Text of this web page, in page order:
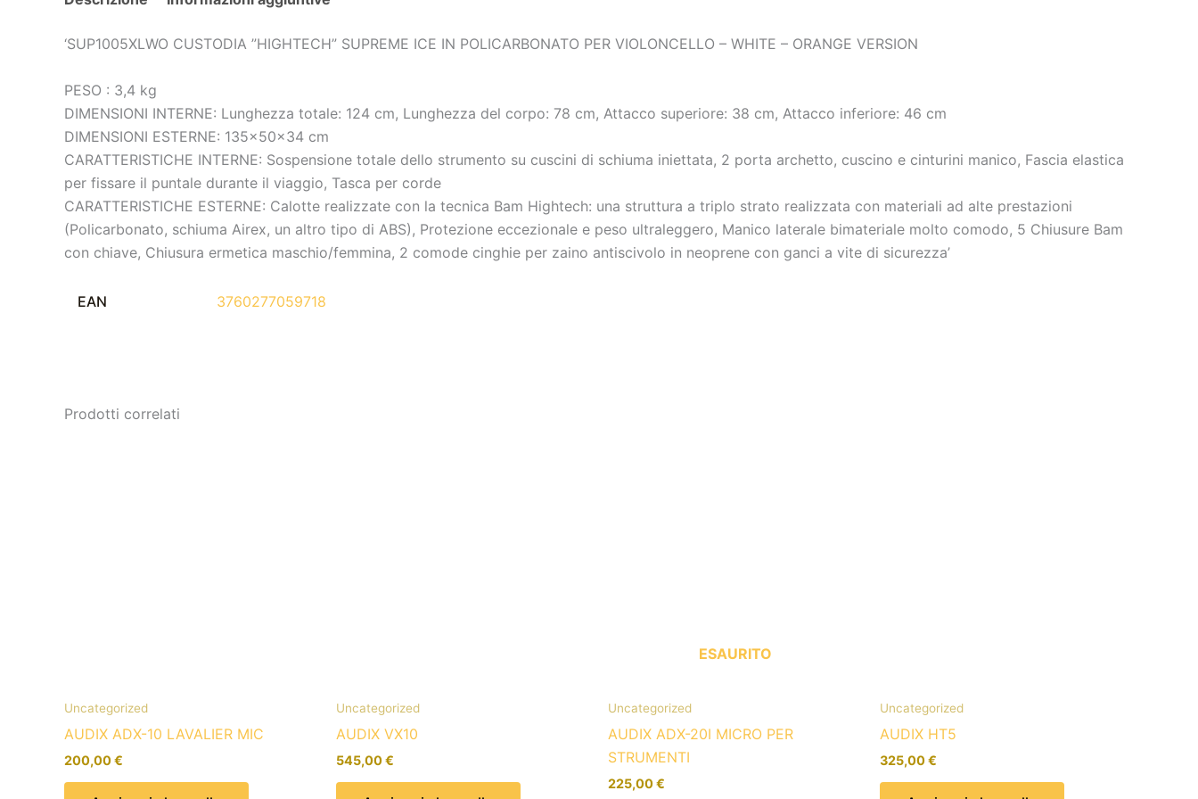
‘SUP1005XLWO CUSTODIA ”HIGHTECH” SUPREME ICE IN POLICARBONATO PER VIOLONCELLO – WHITE – ORANGE VERSION
PESO : 3,4 kg
DIMENSIONI INTERNE: Lunghezza totale: 124 cm, Lunghezza del corpo: 78 cm, Attacco superiore: 38 cm, Attacco inferiore: 46 cm
DIMENSIONI ESTERNE: 135x50x34 cm
CARATTERISTICHE INTERNE: Sospensione totale dello strumento su cuscini di schiuma iniettata, 2 porta archetto, cuscino e cinturini manico, Fascia elastica
per fissare il puntale durante il viaggio, Tasca per corde
CARATTERISTICHE ESTERNE: Calotte realizzate con la tecnica Bam Hightech: una struttura a triplo strato realizzata con materiali ad alte prestazioni
(Policarbonato, schiuma Airex, un altro tipo di ABS), Protezione eccezionale e peso ultraleggero, Manico laterale bimateriale molto comodo, 5 Chiusure Bam
con chiave, Chiusura ermetica maschio/femmina, 2 comode cinghie per zaino antiscivolo in neoprene con ganci a vite di sicurezza’
EAN 3760277059718
Prodotti correlati
Uncategorized
AUDIX ADX-10 LAVALIER MIC
200,00€
Uncategorized
AUDIX VX10
545,00€
ESAURITO
Uncategorized
AUDIX ADX-20I MICRO PER
STRUMENTI
225,00€
Uncategorized
AUDIX HT5
325,00€